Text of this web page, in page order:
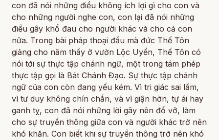
con đã nói những điều không ích lợi gì cho con và
cho những người nghe con, con lại đã nói những
điều gây khổ đau cho người khác và cho cả con
nữa. Trong bài pháp thoại đầu mà đức Thế Tôn
giảng cho năm thầy ở vườn Lộc Uyển, Thế Tôn có
nói tới sự thực tập chánh ngữ, một trong tám phép
thực tập gọi là Bát Chánh Đạo. Sự thực tập chánh
ngữ của con còn đang yếu kém. Vì tri giác sai lầm,
vì tư duy không chín chắn, và vì giận hờn, tự ái hay
ganh tỵ, con đã nói những lời gây nên đổ vỡ, làm
cho sự truyền thông giữa con và người khác trở nên
khó khăn. Con biết khi sự truyền thông trở nên khó